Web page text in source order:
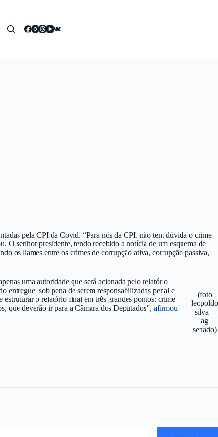
pela CPI da Covid. “Para nós da CPI, não tem dúvida o crime
O senhor presidente, tendo recebido a notícia de um esquema de
os liames entre os crimes de corrupção ativa, corrupção passiva,
(foto
leopoldo
silva –
ag
senado)
uma autoridade que será acionada pelo relatório
entregue, sob pena de serem responsabilizadas penal e
o relatório final em três grandes pontos: crime
que deverão ir para a Câmara dos Deputados”, afirmou